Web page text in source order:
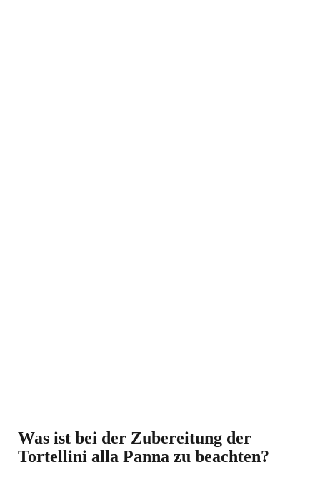
Was ist bei der Zubereitung der
Tortellini alla Panna zu beachten?